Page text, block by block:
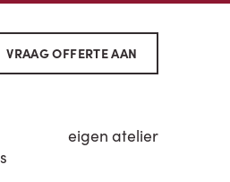
VRAAG OFFERTE AAN
eigen atelier